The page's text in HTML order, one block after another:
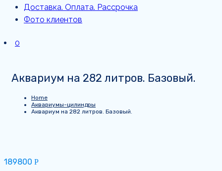
Доставка. Оплата. Рассрочка
Фото клиентов
0
Аквариум на 282 литров. Базовый.
Home
Аквариумы-цилиндры
Аквариум на 282 литров. Базовый.
189800 Р